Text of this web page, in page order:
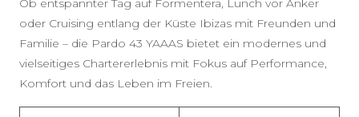
Ob entspannter Tag auf Formentera, Lunch vor Anker
oder Cruising entlang der Küste Ibizas mit Freunden und
Familie – die Pardo 43 YAAAS bietet ein modernes und
vielseitiges Chartererlebnis mit Fokus auf Performance,
Komfort und das Leben im Freien.